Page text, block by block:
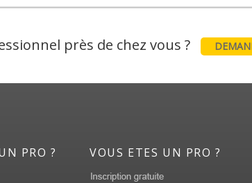
près de chez vous ?
PRO ? VOUS ETES UN PRO ?